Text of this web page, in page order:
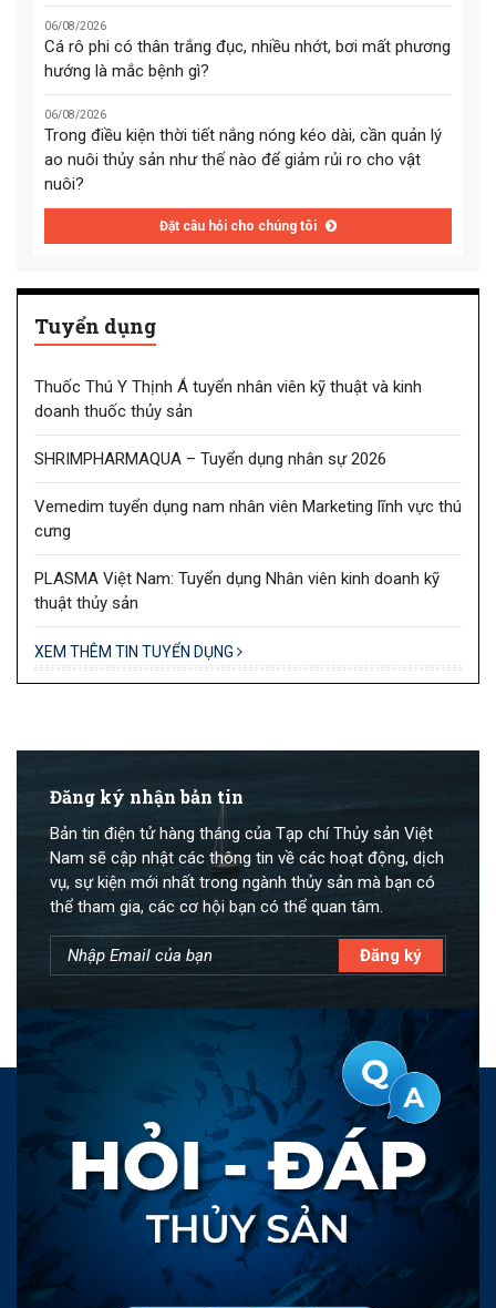
06/08/2026
Cá rô phi có thân trắng đục, nhiều nhớt, bơi mất phương
hướng là mắc bệnh gì?
06/08/2026
Trong điều kiện thời tiết nắng nóng kéo dài, cần quản lý
ao nuôi thủy sản như thế nào để giảm rủi ro cho vật
nuôi?
Đặt câu hỏi cho chúng tôi
Tuyển dụng
Thuốc Thú Y Thịnh Á tuyển nhân viên kỹ thuật và kinh
doanh thuốc thủy sản
SHRIMPHARMAQUA – Tuyển dụng nhân sự 2026
Vemedim tuyển dụng nam nhân viên Marketing lĩnh vực thú
cưng
PLASMA Việt Nam: Tuyển dụng Nhân viên kinh doanh kỹ
thuật thủy sản
XEM THÊM TIN TUYỂN DỤNG
Đăng ký nhận bản tin
Bản tin điện tử hàng tháng của Tạp chí Thủy sản Việt
Nam sẽ cập nhật các thông tin về các hoạt động, dịch
vụ, sự kiện mới nhất trong ngành thủy sản mà bạn có
thể tham gia, các cơ hội bạn có thể quan tâm.